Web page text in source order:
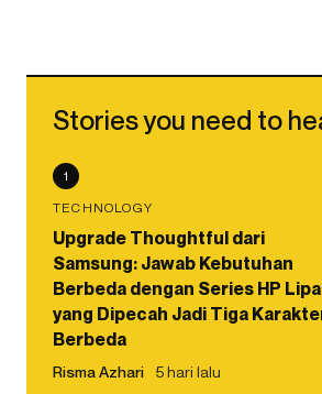
Stories you need to
1
TECHNOLOGY
Upgrade Thoughtful dari
Samsung: Jawab Kebutuhan
Berbeda dengan Series HP
yang Dipecah Jadi Tiga
Berbeda
Risma Azhari 5 hari lalu